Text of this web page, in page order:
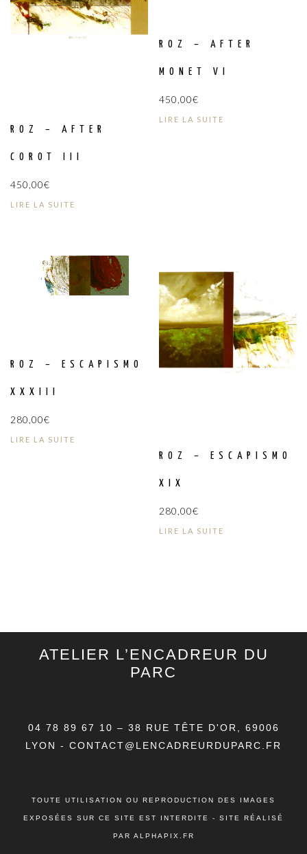
ROZ – AFTER
COROT III
450,00€
LIRE LA SUITE
ROZ – AFTER
MONET VI
450,00€
LIRE LA SUITE
ROZ – ESCAPISMO
XXXIII
280,00€
LIRE LA SUITE
ROZ – ESCAPISMO
XIX
280,00€
LIRE LA SUITE
ATELIER L’ENCADREUR DU
PARC
04 78 89 67 10 – 38 RUE TÊTE D'OR, 69006
LYON - CONTACT@LENCADREURDUPARC.FR
TOUTE UTILISATION OU REPRODUCTION DES IMAGES
EXPOSÉES SUR CE SITE EST INTERDITE - SITE RÉALISÉ
PAR ALPHAPIX.FR